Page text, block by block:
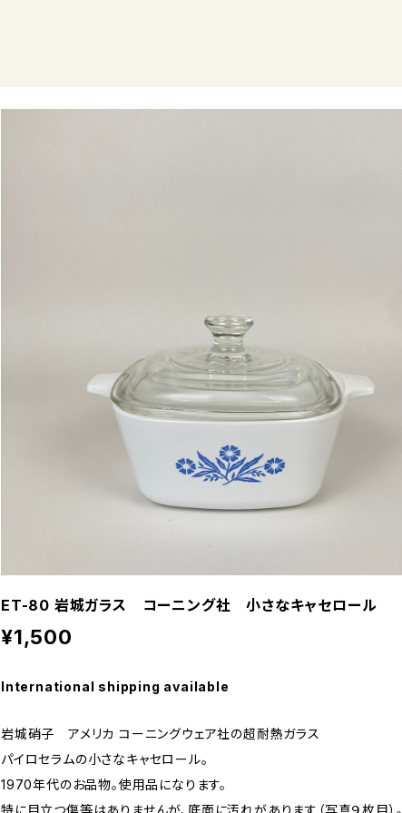
ET-80 岩城ガラス コーニング社 小さなキャセロール
¥1,500
International shipping available
岩城硝子 アメリカ コーニングウェア社の超耐熱ガラス
パイロセラムの小さなキャセロール。
1970年代のお品物。使用品になります。
特に目立つ傷等はありませんが、底面に汚れがあります（写真９枚目）。